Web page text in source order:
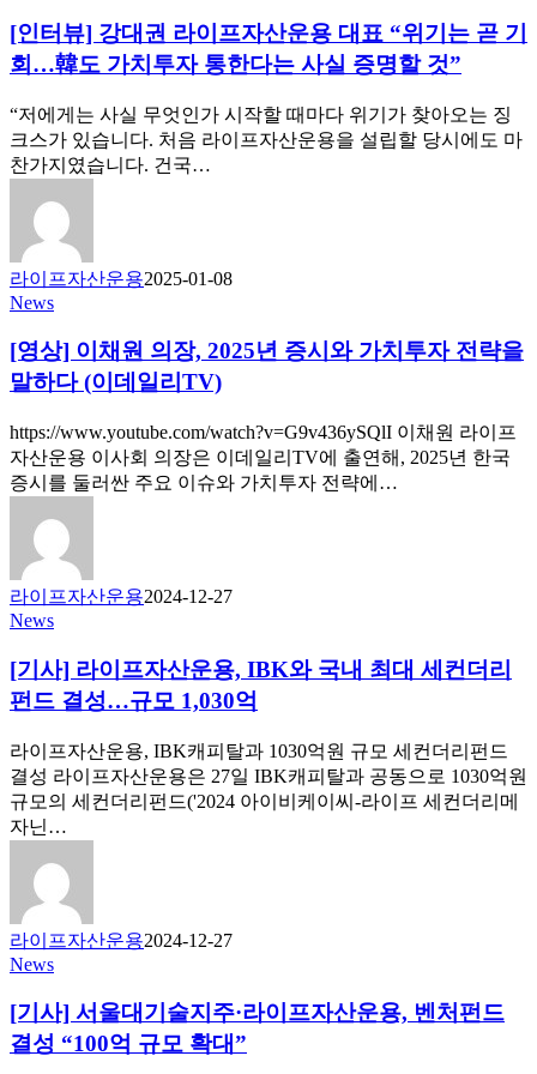
[인터뷰] 강대권 라이프자산운용 대표 “위기는 곧 기
회…韓도 가치투자 통한다는 사실 증명할 것”
“저에게는 사실 무엇인가 시작할 때마다 위기가 찾아오는 징
크스가 있습니다. 처음 라이프자산운용을 설립할 당시에도 마
찬가지였습니다. 건국…
라이프자산운용2025-01-08
News
[영상] 이채원 의장, 2025년 증시와 가치투자 전략을
말하다 (이데일리TV)
https://www.youtube.com/watch?v=G9v436ySQlI 이채원 라이프
자산운용 이사회 의장은 이데일리TV에 출연해, 2025년 한국
증시를 둘러싼 주요 이슈와 가치투자 전략에…
라이프자산운용2024-12-27
News
[기사] 라이프자산운용, IBK와 국내 최대 세컨더리
펀드 결성…규모 1,030억
라이프자산운용, IBK캐피탈과 1030억원 규모 세컨더리펀드
결성 라이프자산운용은 27일 IBK캐피탈과 공동으로 1030억원
규모의 세컨더리펀드('2024 아이비케이씨-라이프 세컨더리메
자닌…
라이프자산운용2024-12-27
News
[기사] 서울대기술지주·라이프자산운용, 벤처펀드
결성 “100억 규모 확대”